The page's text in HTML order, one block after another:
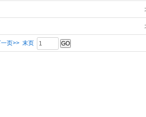
页>> 末页